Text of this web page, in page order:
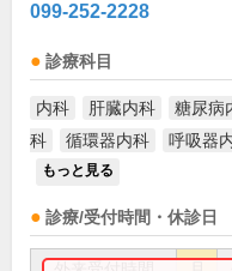
099-252-2228
診療科目
内科 肝臓内科 糖尿病
科
循環器内科 呼吸器
もっと見る
診療/受付時間・休診日